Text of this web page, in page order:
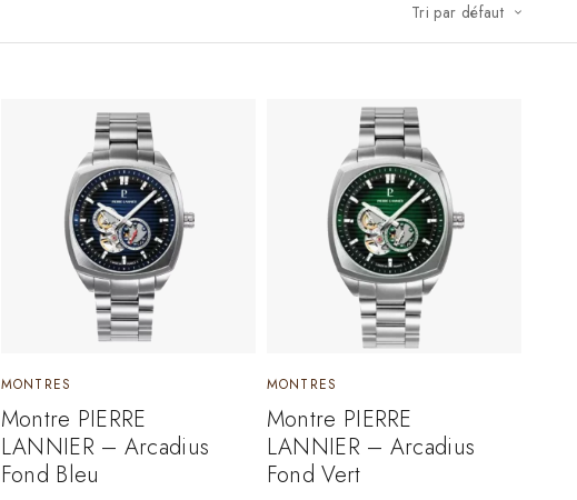
Tri par défaut
MONTRES
Montre PIERRE
LANNIER – Arcadius
Fond Bleu
MONTRES
Montre PIERRE
LANNIER – Arcadius
Fond Vert